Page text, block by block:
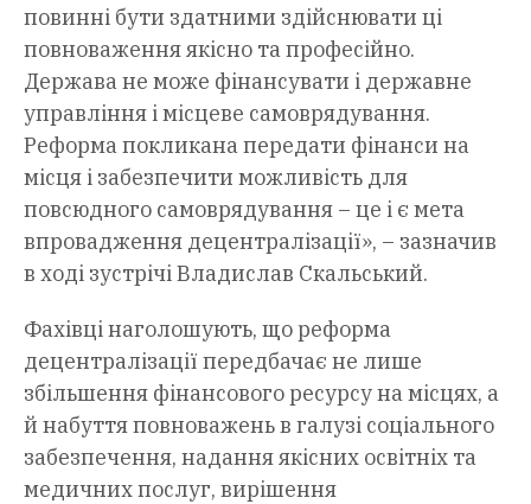
повинні бути здатними здійснювати ці
повноваження якісно та професійно.
Держава не може фінансувати і державне
управління і місцеве самоврядування.
Реформа покликана передати фінанси на
місця і забезпечити можливість для
повсюдного самоврядування – це і є мета
впровадження децентралізації», – зазначив
в ході зустрічі Владислав Скальський.
Фахівці наголошують, що реформа
децентралізації передбачає не лише
збільшення фінансового ресурсу на місцях, а
й набуття повноважень в галузі соціального
забезпечення, надання якісних освітніх та
медичних послуг, вирішення